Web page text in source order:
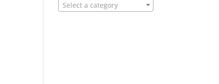
Select a category